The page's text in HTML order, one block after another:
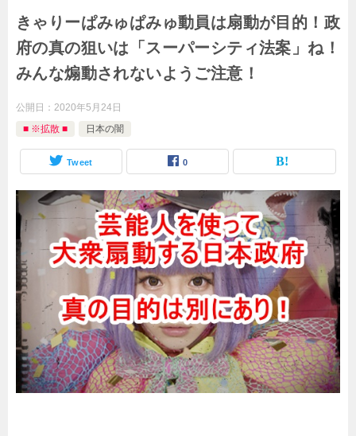
きゃりーぱみゅぱみゅ動員は扇動が目的！政
府の真の狙いは「スーパーシティ法案」ね！
みんな煽動されないようご注意！
公開日： 2020年5月24日
■ ※拡散 ■
日本の闇
Tweet 0